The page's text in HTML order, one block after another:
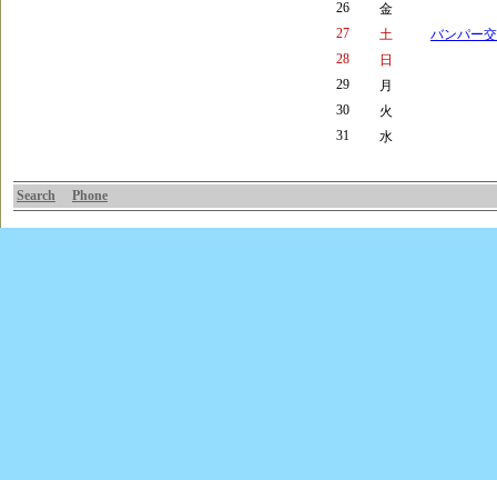
26
金
27
土
バンパー
28
日
29
月
30
火
31
水
Search Phone